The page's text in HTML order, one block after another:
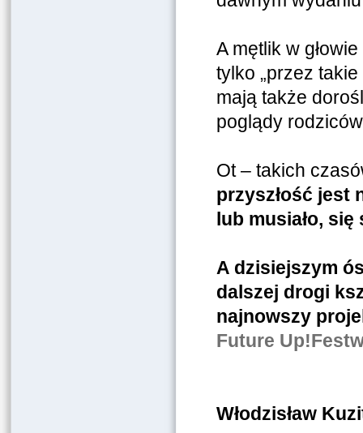
A mętlik w
tylko „przez
mają także
poglądy
Ot – takich
przyszłość jest
lub musiało,
A dzisiejszym
dalszej drogi
najnowszy
Future
Włodzisław